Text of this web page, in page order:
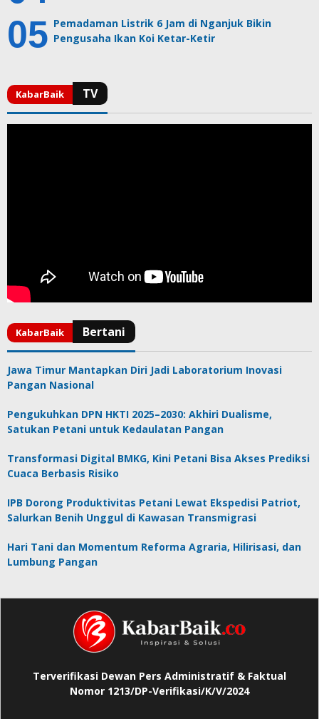
Pemadaman Listrik 6 Jam di Nganjuk Bikin
Pengusaha Ikan Koi Ketar-Ketir
Jawa Timur Mantapkan Diri Jadi Laboratorium Inovasi
Pangan Nasional
Pengukuhkan DPN HKTI 2025–2030: Akhiri Dualisme,
Satukan Petani untuk Kedaulatan Pangan
Transformasi Digital BMKG, Kini Petani Bisa Akses Prediksi
Cuaca Berbasis Risiko
IPB Dorong Produktivitas Petani Lewat Ekspedisi Patriot,
Salurkan Benih Unggul di Kawasan Transmigrasi
Hari Tani dan Momentum Reforma Agraria, Hilirisasi, dan
Lumbung Pangan
Terverifikasi Dewan Pers Administratif & Faktual
Nomor 1213/DP-Verifikasi/K/V/2024